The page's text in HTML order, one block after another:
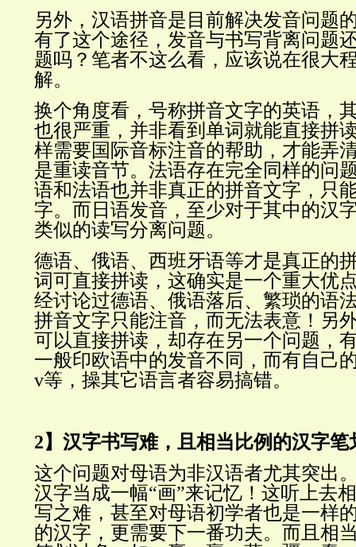
另外，汉语拼音是目前解决发音问题
有了这个途径，发音与书写背离问题
题吗？笔者不这么看，应该说在很大
解。
换个角度看，号称拼音文字的英语，
也很严重，并非看到单词就能直接拼
样需要国际音标注音的帮助，才能弄
是重读音节。法语存在完全同样的问
语和法语也并非真正的拼音文字，只
字。而日语发音，至少对于其中的汉
类似的读写分离问题。
德语、俄语、西班牙语等才是真正的
词可直接拼读，这确实是一个重大优
经讨论过德语、俄语落后、繁琐的语
拼音文字只能注音，而无法表意！另
可以直接拼读，却存在另一个问题，
一般印欧语中的发音不同，而有自己
v等，操其它语言者容易搞错。
2】汉字书写难，且相当比例的汉字笔
这个问题对母语为非汉语者尤其突出
汉字当成一幅“画”来记忆！这听上去
写之难，甚至对母语初学者也是一样
的汉字，更需要下一番功夫。而且相